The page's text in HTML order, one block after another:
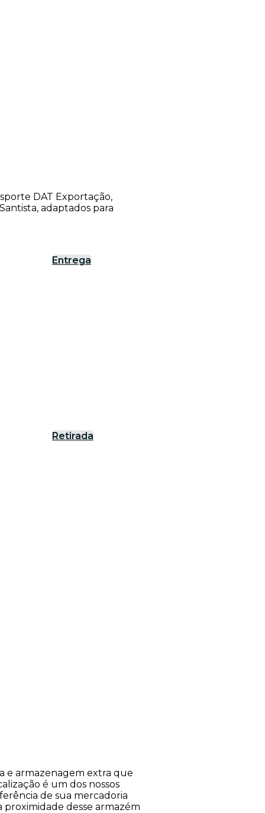
DAT Exportação,
adaptados para
Entrega
Retirada
e armazenagem extra que
é um dos nossos
de sua mercadoria
proximidade desse armazém